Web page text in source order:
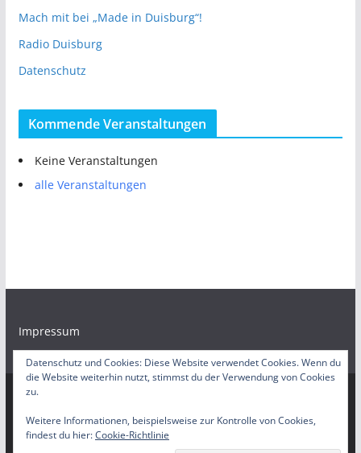
Mach mit bei „Made in Duisburg“!
Radio Duisburg
Datenschutz
Kommende Veranstaltungen
Keine Veranstaltungen
alle Veranstaltungen
Impressum
Copyright © 2026Bürgerradio Duisburg – Servicestelle
Rechte vorbehalten.
Datenschutz und Cookies: Diese Website verwendet Cookies. Wenn du
die Website weiterhin nutzt, stimmst du der Verwendung von Cookies
zu.
Weitere Informationen, beispielsweise zur Kontrolle von Cookies,
findest du hier:Cookie-Richtlinie